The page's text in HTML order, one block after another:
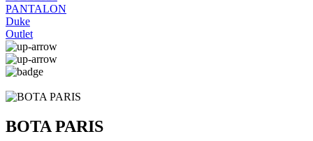
PANTALON
Duke
Outlet
BOTA PARIS